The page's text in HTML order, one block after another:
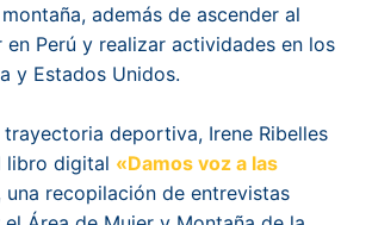
además de ascender al
en Perú y realizar actividades en los
y Estados Unidos.
trayectoria deportiva, Irene Ribelles
libro digital «Damos voz a las
una recopilación de entrevistas